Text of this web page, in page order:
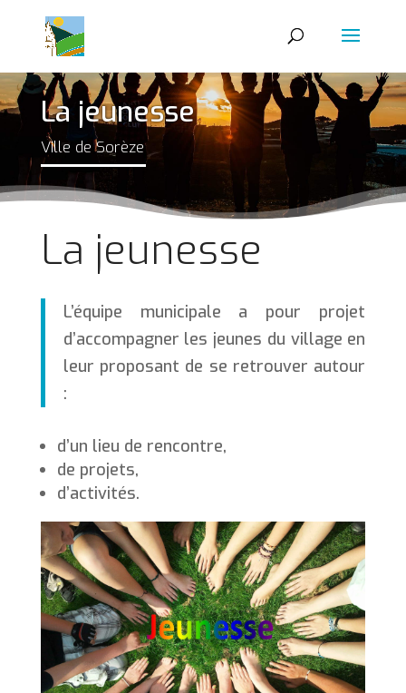
La jeunesse
Ville de Sorèze
La jeunesse
L’équipe municipale a pour projet
d’accompagner les jeunes du village en
leur proposant de se retrouver autour
:
d’un lieu de rencontre,
de projets,
d’activités.